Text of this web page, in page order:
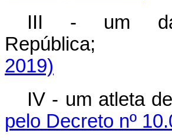
III - um da
República;
2019)
IV - um atleta
pelo Decreto nº